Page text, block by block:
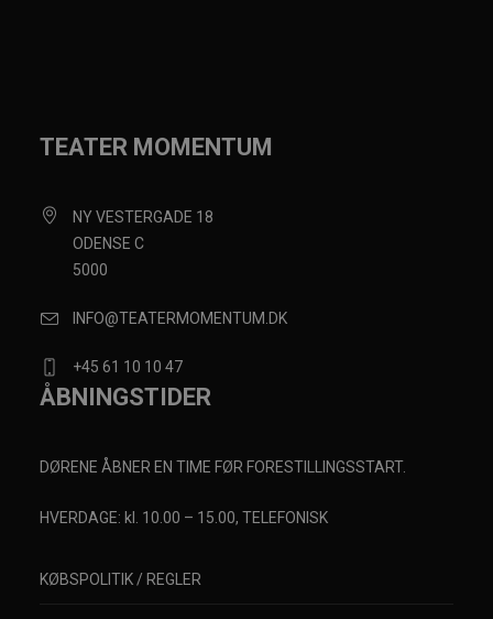
TEATER MOMENTUM
NY VESTERGADE 18
ODENSE C
5000
INFO@TEATERMOMENTUM.DK
+45 61 10 10 47
ÅBNINGSTIDER
DØRENE ÅBNER EN TIME FØR FORESTILLINGSSTART.
HVERDAGE: kl. 10.00 – 15.00, TELEFONISK
KØBSPOLITIK / REGLER